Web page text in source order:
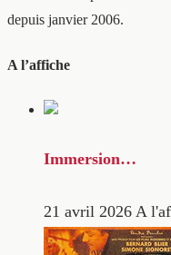
depuis janvier 2006.
A l’affiche
Immersion…
21 avril 2026 A